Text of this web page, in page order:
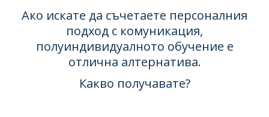
Ако искате да съчетаете персоналния
подход с комуникация,
полуиндивидуалното обучение е
отлична алтернатива.
Какво получавате?